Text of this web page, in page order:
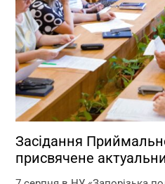
Засідання
присвячене
перебігу вступної